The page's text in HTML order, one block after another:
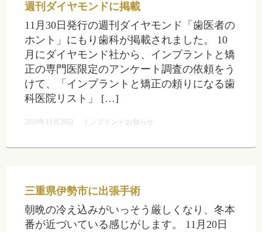
週刊ダイヤモンドに掲載
11月30日発行の週刊ダイヤモンド「歯医者の
ホント」にもり歯科が掲載されました。 10
月にダイヤモンド社から、インプラントと矯
正の専門医限定のアンケート調査の依頼をう
けて、「インプラントと矯正の頼りになる歯
科医院リスト」 […]
2019年11月28日 インプラント|お知らせ
三重県伊勢市に出張手術
朝晩の冷え込みがいっそう厳しくなり、冬本
番が近づいている感じがします。 11月20日